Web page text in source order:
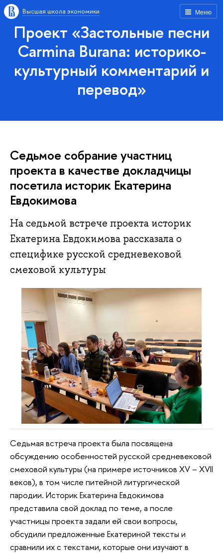
Меню
Высшая школа экономики
Проект «Застольные песни
Carmina Burana: историко-
культурный комментарий и
перевод»
Седьмое собрание участниц
проекта в качестве докладчицы
посетила историк Екатерина
Евдокимова
На седьмой встрече проекта историк
Екатерина Евдокимова рассказала о
специфике русской средневековой
смеховой культуры
Седьмая встреча проекта была посвящена
обсуждению особенностей русской средневековой
смеховой культуры (на примере источников XV – XVII
веков), в том числе питейной литургической
пародии. Историк Екатерина Евдокимова
представила свой доклад по теме, а после
участницы проекта задали ей свои вопросы,
обсудили предложенные Екатериной тексты и
сравнили их с текстами, которые они изучают в